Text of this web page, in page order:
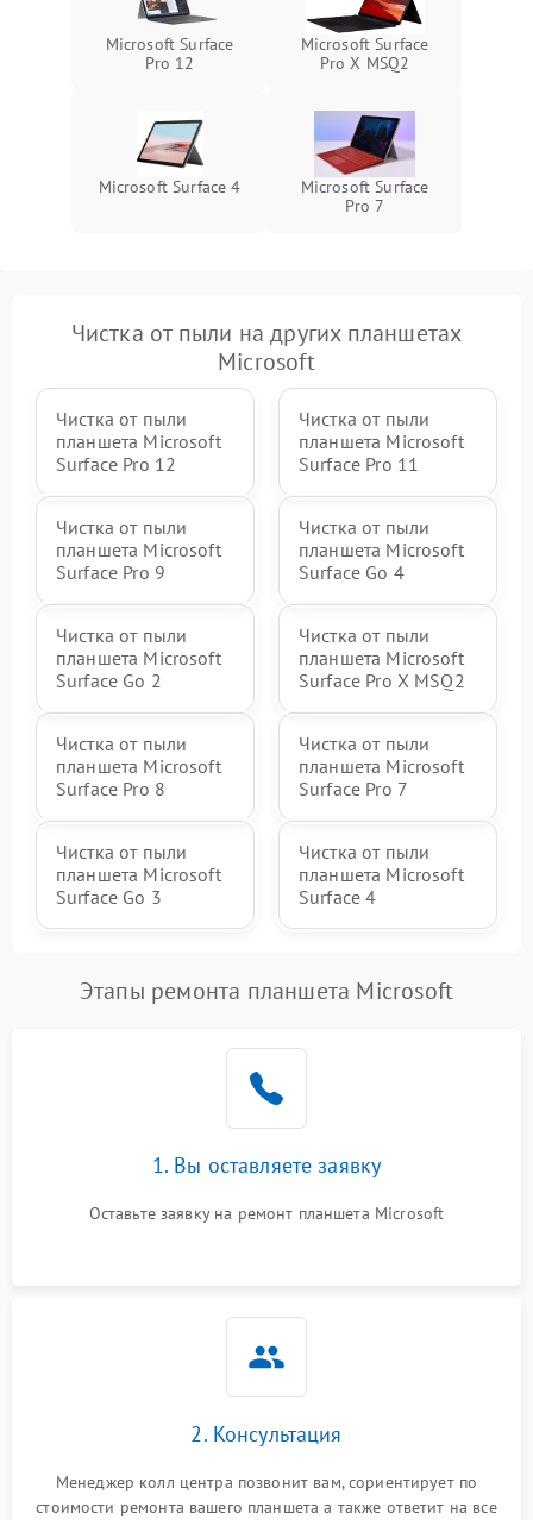
Microsoft Surface
Pro 12
Microsoft Surface
Pro X MSQ2
Microsoft Surface 4
Microsoft Surface
Pro 7
Чистка от пыли на других планшетах
Microsoft
Чистка от пыли
планшета Microsoft
Surface Pro 12
Чистка от пыли
планшета Microsoft
Surface Pro 11
Чистка от пыли
планшета Microsoft
Surface Pro 9
Чистка от пыли
планшета Microsoft
Surface Go 4
Чистка от пыли
планшета Microsoft
Surface Go 2
Чистка от пыли
планшета Microsoft
Surface Pro X MSQ2
Чистка от пыли
планшета Microsoft
Surface Pro 8
Чистка от пыли
планшета Microsoft
Surface Pro 7
Чистка от пыли
планшета Microsoft
Surface Go 3
Чистка от пыли
планшета Microsoft
Surface 4
Этапы ремонта планшета Microsoft
1. Вы оставляете заявку
Оставьте заявку на ремонт планшета Microsoft
2. Консультация
Менеджер колл центра позвонит вам, сориентирует по
стоимости ремонта вашего планшета а также ответит на все